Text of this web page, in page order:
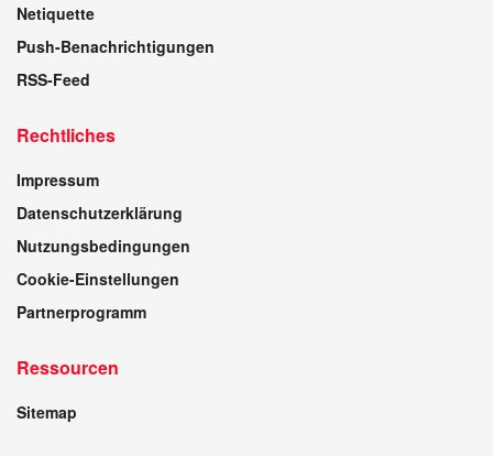
Netiquette
Push-Benachrichtigungen
RSS-Feed
Rechtliches
Impressum
Datenschutzerklärung
Nutzungsbedingungen
Cookie-Einstellungen
Partnerprogramm
Ressourcen
Sitemap